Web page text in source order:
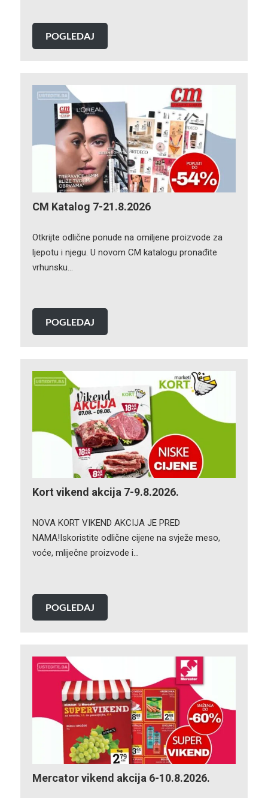
POGLEDAJ
CM Katalog 7-21.8.2026
Otkrijte odlične ponude na omiljene proizvode za
ljepotu i njegu. U novom CM katalogu pronađite
vrhunsku…
POGLEDAJ
Kort vikend akcija 7-9.8.2026.
NOVA KORT VIKEND AKCIJA JE PRED
NAMA!Iskoristite odlične cijene na svježe meso,
voće, mliječne proizvode i…
POGLEDAJ
Mercator vikend akcija 6-10.8.2026.